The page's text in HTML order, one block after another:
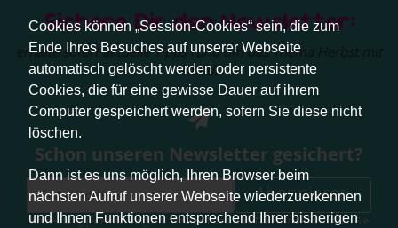
Cookies können „Session-Cookies“ sein, die zum
Ende Ihres Besuches auf unserer Webseite
automatisch gelöscht werden oder persistente
Cookies, die für eine gewisse Dauer auf ihrem
Computer gespeichert werden, sofern Sie diese nicht
löschen.
Dann ist es uns möglich, Ihren Browser beim
nächsten Aufruf unserer Webseite wiederzuerkennen
und Ihnen Funktionen entsprechend Ihrer bisherigen
Sichere Dir den Newsletter:
erhalte sofort aktuelle Tipps rund um das Thema Herbst mit
Hund.
Schon unseren Newsletter gesichert?
Abonnieren
Abmeldung jederzeit möglich. Weitere Infos zum Datenschutz erhalten Sie